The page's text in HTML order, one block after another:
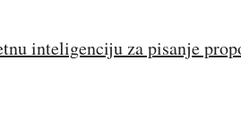
inteligenciju za pisanje